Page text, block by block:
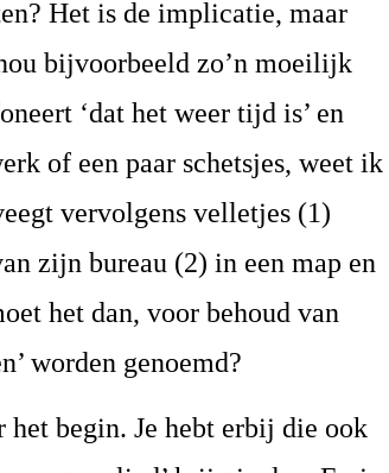
Het is de implicatie, maar
bijvoorbeeld zo’n moeilijk
‘dat het weer tijd is’ en
of een paar schetsjes, weet ik
vervolgens velletjes (1)
zijn bureau (2) in een map en
het dan, voor behoud van
worden genoemd?
het begin. Je hebt erbij die ook